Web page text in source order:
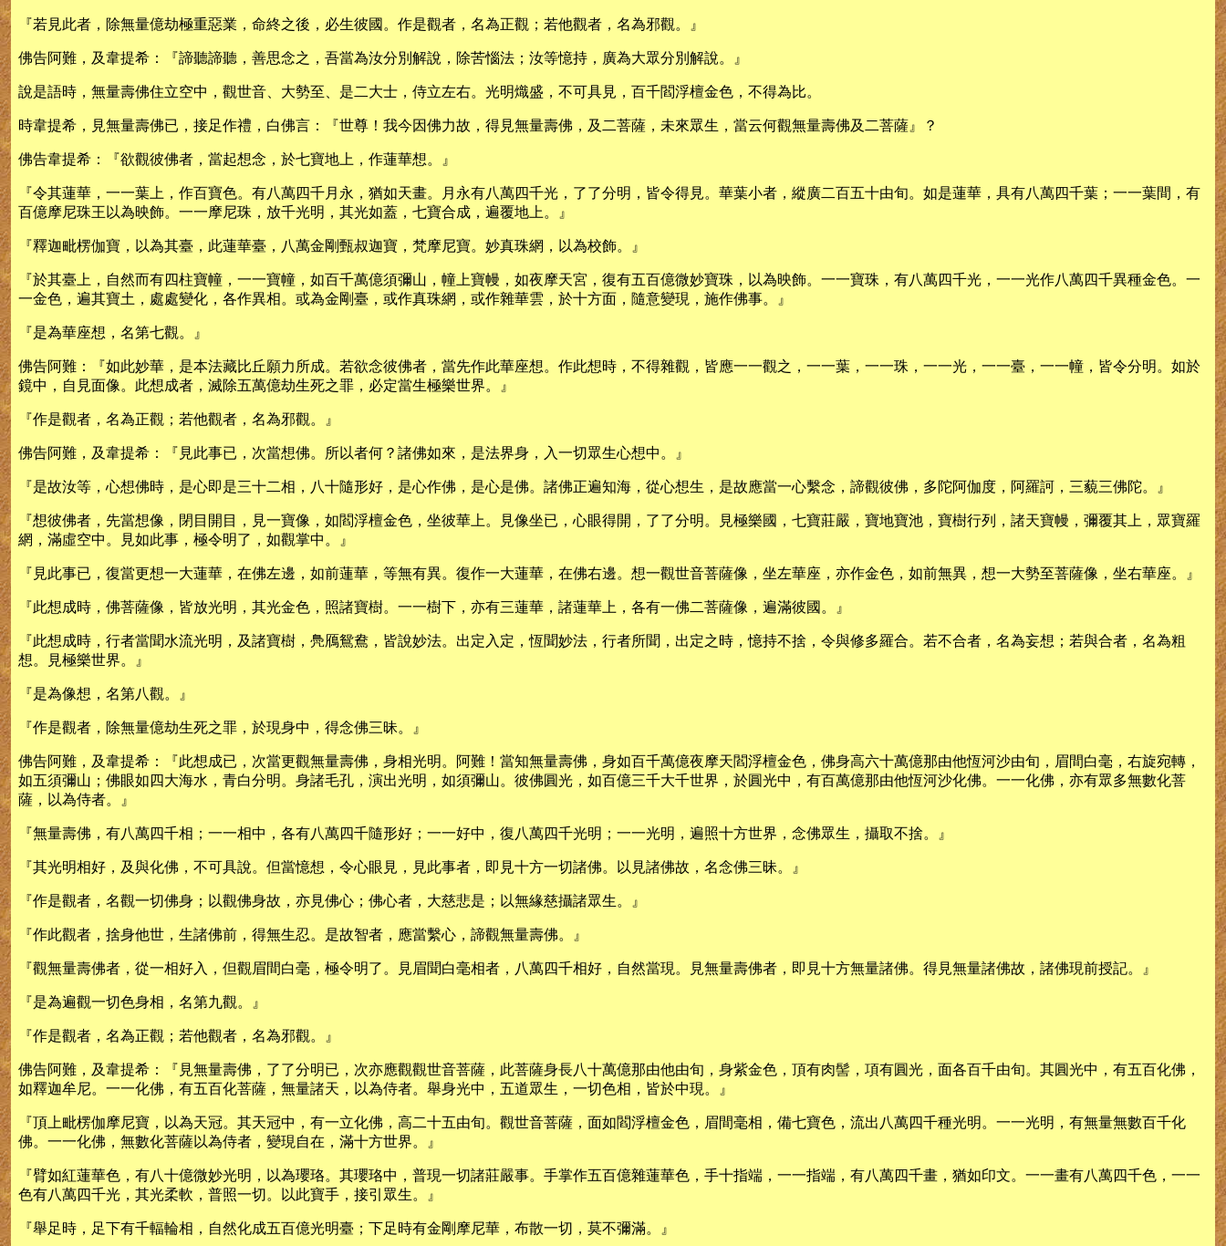
『若見此者，除無量億劫極重惡業，命終之後，必生彼國。作是觀者，名為正觀；若他觀者，名為邪觀。』
佛告阿難，及韋提希：『諦聽諦聽，善思念之，吾當為汝分別解說，除苦惱法；汝等憶持，廣為大眾分別解說。』
說是語時，無量壽佛住立空中，觀世音、大勢至、是二大士，侍立左右。光明熾盛，不可具見，百千閻浮檀金色，不得為比。
時韋提希，見無量壽佛已，接足作禮，白佛言：『世尊！我今因佛力故，得見無量壽佛，及二菩薩，未來眾生，當云何觀無量壽佛及二菩薩』？
佛告韋提希：『欲觀彼佛者，當起想念，於七寶地上，作蓮華想。』
『令其蓮華，一一葉上，作百寶色。有八萬四千月永，猶如天畫。月永有八萬四千光，了了分明，皆令得見。華葉小者，縱廣二百五十由旬。如是蓮華，具有八萬四千葉；一一葉間，有
百億摩尼珠王以為映飾。一一摩尼珠，放千光明，其光如蓋，七寶合成，遍覆地上。』
『釋迦毗楞伽寶，以為其臺，此蓮華臺，八萬金剛甄叔迦寶，梵摩尼寶。妙真珠網，以為校飾。』
『於其臺上，自然而有四柱寶幢，一一寶幢，如百千萬億須彌山，幢上寶幔，如夜摩天宮，復有五百億微妙寶珠，以為映飾。一一寶珠，有八萬四千光，一一光作八萬四千異種金色。一
一金色，遍其寶土，處處變化，各作異相。或為金剛臺，或作真珠網，或作雜華雲，於十方面，隨意變現，施作佛事。』
『是為華座想，名第七觀。』
佛告阿難：『如此妙華，是本法藏比丘願力所成。若欲念彼佛者，當先作此華座想。作此想時，不得雜觀，皆應一一觀之，一一葉，一一珠，一一光，一一臺，一一幢，皆令分明。如於
鏡中，自見面像。此想成者，滅除五萬億劫生死之罪，必定當生極樂世界。』
『作是觀者，名為正觀；若他觀者，名為邪觀。』
佛告阿難，及韋提希：『見此事已，次當想佛。所以者何？諸佛如來，是法界身，入一切眾生心想中。』
『是故汝等，心想佛時，是心即是三十二相，八十隨形好，是心作佛，是心是佛。諸佛正遍知海，從心想生，是故應當一心繫念，諦觀彼佛，多陀阿伽度，阿羅訶，三藐三佛陀。』
『想彼佛者，先當想像，閉目開目，見一寶像，如閻浮檀金色，坐彼華上。見像坐已，心眼得開，了了分明。見極樂國，七寶莊嚴，寶地寶池，寶樹行列，諸天寶幔，彌覆其上，眾寶羅
網，滿虛空中。見如此事，極令明了，如觀掌中。』
『見此事已，復當更想一大蓮華，在佛左邊，如前蓮華，等無有異。復作一大蓮華，在佛右邊。想一觀世音菩薩像，坐左華座，亦作金色，如前無異，想一大勢至菩薩像，坐右華座。』
『此想成時，佛菩薩像，皆放光明，其光金色，照諸寶樹。一一樹下，亦有三蓮華，諸蓮華上，各有一佛二菩薩像，遍滿彼國。』
『此想成時，行者當聞水流光明，及諸寶樹，鳧鴈鴛鴦，皆說妙法。出定入定，恆聞妙法，行者所聞，出定之時，憶持不捨，令與修多羅合。若不合者，名為妄想；若與合者，名為粗
想。見極樂世界。』
『是為像想，名第八觀。』
『作是觀者，除無量億劫生死之罪，於現身中，得念佛三昧。』
佛告阿難，及韋提希：『此想成已，次當更觀無量壽佛，身相光明。阿難！當知無量壽佛，身如百千萬億夜摩天閻浮檀金色，佛身高六十萬億那由他恆河沙由旬，眉間白毫，右旋宛轉，
如五須彌山；佛眼如四大海水，青白分明。身諸毛孔，演出光明，如須彌山。彼佛圓光，如百億三千大千世界，於圓光中，有百萬億那由他恆河沙化佛。一一化佛，亦有眾多無數化菩
薩，以為侍者。』
『無量壽佛，有八萬四千相；一一相中，各有八萬四千隨形好；一一好中，復八萬四千光明；一一光明，遍照十方世界，念佛眾生，攝取不捨。』
『其光明相好，及與化佛，不可具說。但當憶想，令心眼見，見此事者，即見十方一切諸佛。以見諸佛故，名念佛三昧。』
『作是觀者，名觀一切佛身；以觀佛身故，亦見佛心；佛心者，大慈悲是；以無緣慈攝諸眾生。』
『作此觀者，捨身他世，生諸佛前，得無生忍。是故智者，應當繫心，諦觀無量壽佛。』
『觀無量壽佛者，從一相好入，但觀眉間白毫，極令明了。見眉聞白毫相者，八萬四千相好，自然當現。見無量壽佛者，即見十方無量諸佛。得見無量諸佛故，諸佛現前授記。』
『是為遍觀一切色身相，名第九觀。』
『作是觀者，名為正觀；若他觀者，名為邪觀。』
佛告阿難，及韋提希：『見無量壽佛，了了分明已，次亦應觀觀世音菩薩，此菩薩身長八十萬億那由他由旬，身紫金色，頂有肉髻，項有圓光，面各百千由旬。其圓光中，有五百化佛，
如釋迦牟尼。一一化佛，有五百化菩薩，無量諸天，以為侍者。舉身光中，五道眾生，一切色相，皆於中現。』
『頂上毗楞伽摩尼寶，以為天冠。其天冠中，有一立化佛，高二十五由旬。觀世音菩薩，面如閻浮檀金色，眉間毫相，備七寶色，流出八萬四千種光明。一一光明，有無量無數百千化
佛。一一化佛，無數化菩薩以為侍者，變現自在，滿十方世界。』
『臂如紅蓮華色，有八十億微妙光明，以為瓔珞。其瓔珞中，普現一切諸莊嚴事。手掌作五百億雜蓮華色，手十指端，一一指端，有八萬四千畫，猶如印文。一一畫有八萬四千色，一一
色有八萬四千光，其光柔軟，普照一切。以此寶手，接引眾生。』
『舉足時，足下有千輻輪相，自然化成五百億光明臺；下足時有金剛摩尼華，布散一切，莫不彌滿。』